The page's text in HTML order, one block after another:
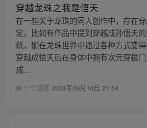
穿越龙珠之我是悟天
在一些关于龙珠的同人创作中，存在
定。比如有作品中提到穿越成孙悟天
统，能在龙珠世界中通过各种方式变
穿越成悟天后在身体中拥有次元穿梭
成...
1 个回答 2024年09月16日 21:54